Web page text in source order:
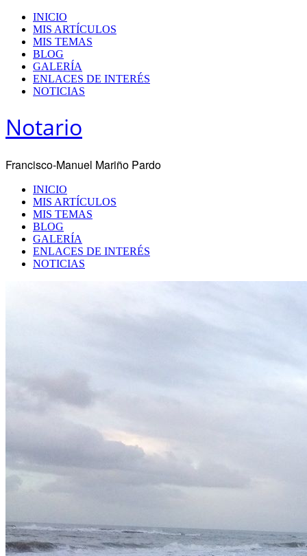
INICIO
MIS ARTÍCULOS
MIS TEMAS
BLOG
GALERÍA
ENLACES DE INTERÉS
NOTICIAS
Notario
Francisco-Manuel Mariño Pardo
INICIO
MIS ARTÍCULOS
MIS TEMAS
BLOG
GALERÍA
ENLACES DE INTERÉS
NOTICIAS